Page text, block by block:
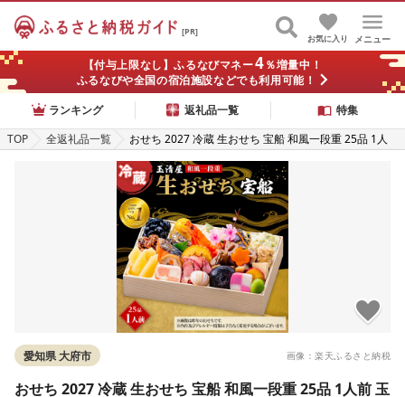
[PR]
メニュー
お気に入り
【付与上限なし】ふるなびマネー4％増量中！
ふるなびや全国の宿泊施設などでも利用可能！
ランキング
返礼品一覧
特集
TOP
全返礼品一覧
おせち 2027 冷蔵 生おせち 宝船 和風一段重 25品 1人
前 玉清屋 盛付済 解凍不要 12/31お届け おせち料理 お
節料理 お節 御節 お正月 重箱 縁起物 迎春 年末配送 冷
蔵おせち 愛知県 大府市 | [玉清屋 生おせち 宝船]
画像：楽天ふるさと納税
愛知県 大府市
おせち 2027 冷蔵 生おせち 宝船 和風一段重 25品 1人前 玉